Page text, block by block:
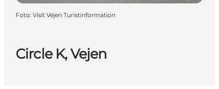
Circle K, Vejen
Foto: Visit Vejen Turistinformation